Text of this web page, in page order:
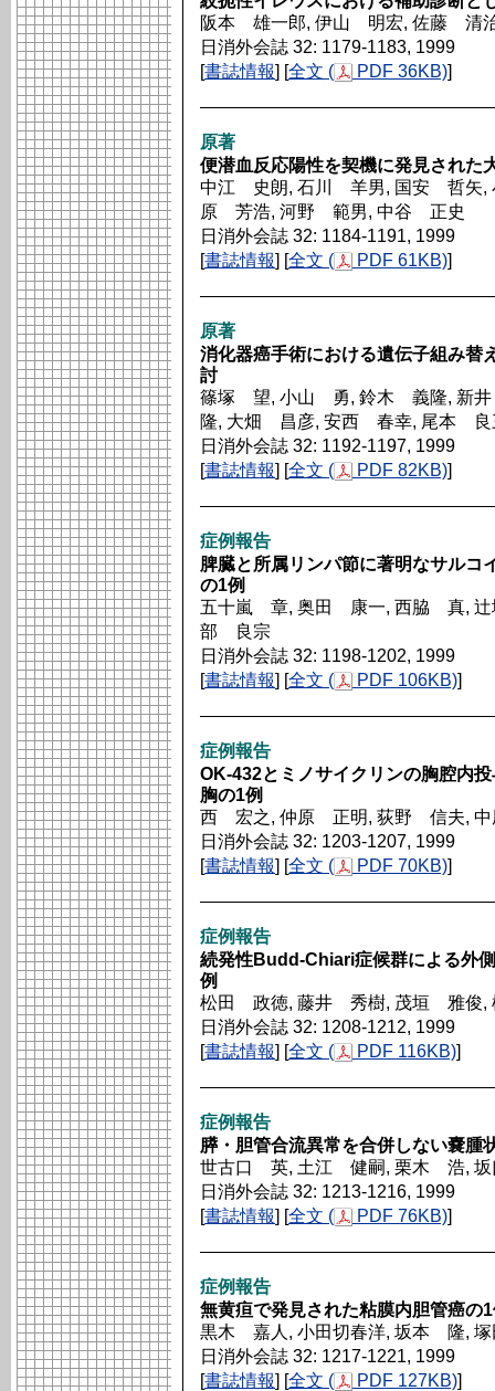
阪本 雄一郎, 伊山 明宏, 佐藤 清
日消外会誌 32: 1179-1183, 1999
[書誌情報] [全文 ( PDF 36KB)]
原著
便潜血反応陽性を契機に発見された
中江 史朗, 石川 羊男, 国安 哲矢
原 芳浩, 河野 範男, 中谷 正史
日消外会誌 32: 1184-1191, 1999
[書誌情報] [全文 ( PDF 61KB)]
原著
消化器癌手術における遺伝子組み替
討
篠塚 望, 小山 勇, 鈴木 義隆, 新
隆, 大畑 昌彦, 安西 春幸, 尾本 良
日消外会誌 32: 1192-1197, 1999
[書誌情報] [全文 ( PDF 82KB)]
症例報告
脾臓と所属リンパ節に著明なサルコ
の1例
五十嵐 章, 奥田 康一, 西脇 真,
部 良宗
日消外会誌 32: 1198-1202, 1999
[書誌情報] [全文 ( PDF 106KB)]
症例報告
OK-432とミノサイクリンの胸腔内
胸の1例
西 宏之, 仲原 正明, 荻野 信夫,
日消外会誌 32: 1203-1207, 1999
[書誌情報] [全文 ( PDF 70KB)]
症例報告
続発性Budd-Chiari症候群による外
例
松田 政徳, 藤井 秀樹, 茂垣 雅俊,
日消外会誌 32: 1208-1212, 1999
[書誌情報] [全文 ( PDF 116KB)]
症例報告
膵・胆管合流異常を合併しない嚢腫
世古口 英, 土江 健嗣, 栗木 浩,
日消外会誌 32: 1213-1216, 1999
[書誌情報] [全文 ( PDF 76KB)]
症例報告
無黄疸で発見された粘膜内胆管癌の
黒木 嘉人, 小田切春洋, 坂本 隆,
日消外会誌 32: 1217-1221, 1999
[書誌情報] [全文 ( PDF 127KB)]